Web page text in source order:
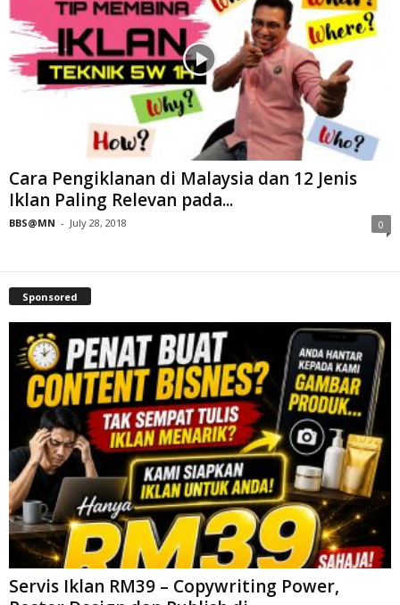
Cara Pengiklanan di Malaysia dan 12 Jenis
Iklan Paling Relevan pada...
BBS@MN - July 28, 2018 0
Sponsored
Servis Iklan RM39 – Copywriting Power,